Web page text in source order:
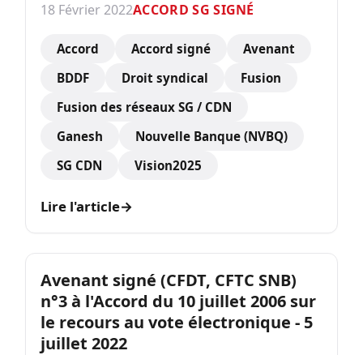
18 Février 2022ACCORD SG SIGNÉ
Accord Accord signé
Avenant
BDDF
Droit syndical
Fusion
Fusion des réseaux SG / CDN
Ganesh
Nouvelle Banque (NVBQ)
SG CDN
Vision2025
Lire l'article→
Avenant signé (CFDT, CFTC SNB)
n°3 à l'Accord du 10 juillet 2006 sur
le recours au vote électronique - 5
juillet 2022